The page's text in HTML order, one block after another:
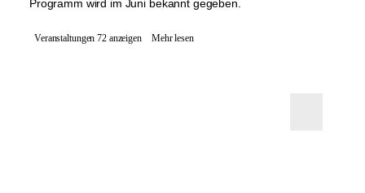
Programm wird im Juni bekannt gegeben.
Veranstaltungen 72 anzeigen Mehr lesen